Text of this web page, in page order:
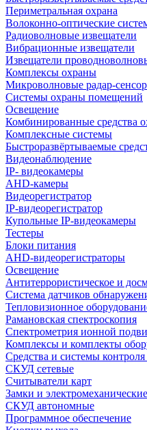
Периметральная охрана
Волоконно-оптические
Радиоволновые извещатели
Вибрационные извещатели
Извещатели
Комплексы охраны
Микроволновые радар-
Системы охраны помещений
Освещение
Комбинированные средства
Комплексные системы
Быстроразвёртываемые
Видеонаблюдение
IP- видеокамеры
AHD-камеры
Видеорегистратор
IP-видеорегистратор
Купольные IP-видеокамеры
Тестеры
Блоки питания
AHD-видеорегистраторы
Освещение
Антитеррористическое и
Cистема датчиков
Тепловизионное
Рамановская спектроскопия
Спектрометрия ионной
Комплексы и комплекты
Средства и системы
СКУД сетевые
Считыватели карт
Замки и
СКУД автономные
Программное обеспечение